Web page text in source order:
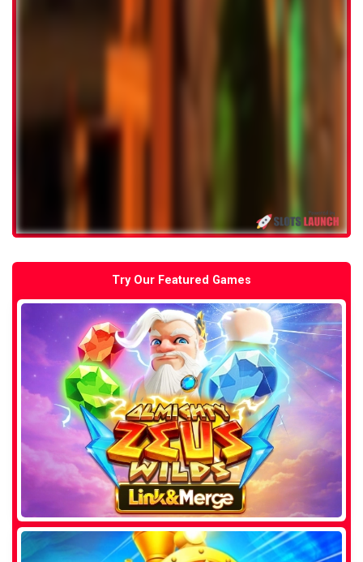
Try Our Featured Games